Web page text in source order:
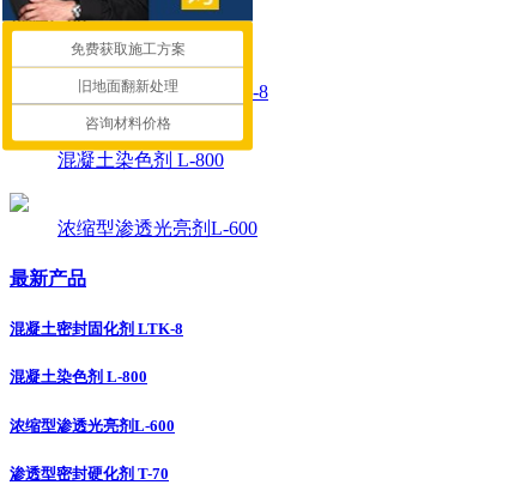
推荐产品
混凝土密封固化剂 LTK-8
混凝土染色剂 L-800
浓缩型渗透光亮剂L-600
最新产品
混凝土密封固化剂 LTK-8
混凝土染色剂 L-800
浓缩型渗透光亮剂L-600
渗透型密封硬化剂 T-70
免费获取施工方案
旧地面翻新处理
咨询材料价格